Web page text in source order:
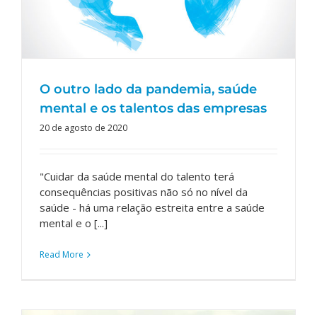
O outro lado da pandemia, saúde
mental e os talentos das empresas
20 de agosto de 2020
"Cuidar da saúde mental do talento terá
consequências positivas não só no nível da
saúde - há uma relação estreita entre a saúde
mental e o [...]
Read More